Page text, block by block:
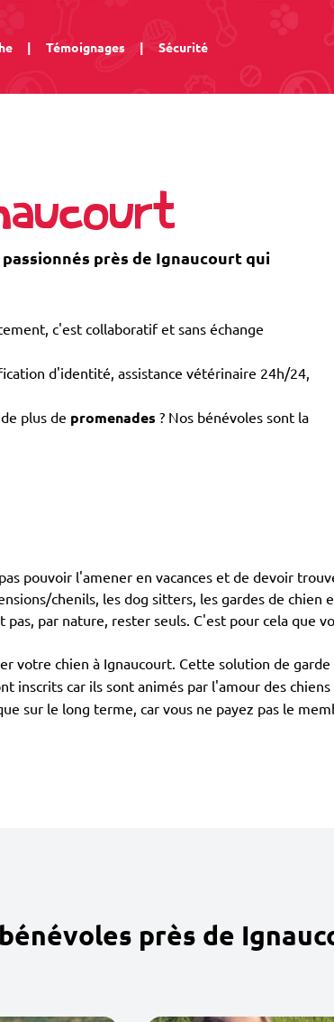
| Témoignages | Sécurité
près de Ignaucourt qui
c'est collaboratif et sans échange
d'identité, assistance vétérinaire 24h/24,
plus de promenades ? Nos bénévoles sont la
pouvoir l'amener en vacances et de devoir
chenils, les dog sitters, les gardes de
par nature, rester seuls. C'est pour cela que
votre chien à Ignaucourt. Cette solution de
inscrits car ils sont animés par l'amour des
sur le long terme, car vous ne payez pas le
près de